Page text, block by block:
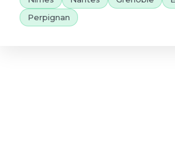
Perpignan